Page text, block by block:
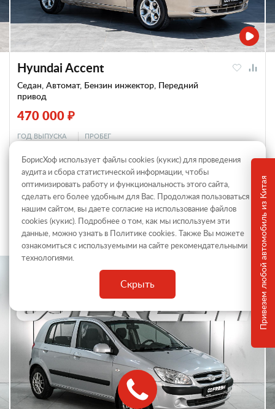
Hyundai Accent
Седан, Автомат, Бензин инжектор, Передний
привод
470 000 ₽
ГОД ВЫПУСКА ПРОБЕГ
МОЩНОСТЬ
102 л.с. 1.5 л.
автомобиль партнера Привезем любой автомобиль из Китая
БорисХоф использует файлы cookies (кукиc) для проведения
аудита и сбора статистической информации, чтобы
оптимизировать работу и функциональность этого сайта,
сделать его более удобным для Вас. Продолжая пользоваться
нашим сайтом, вы даете согласие на использование файлов
cookies (кукиc). Подробнее о том, как мы используем эти
данные, можно узнать в Политикеcookies. Также Вы можете
ознакомиться с используемыми на сайте рекомендательными
технологиями.
Скрыть